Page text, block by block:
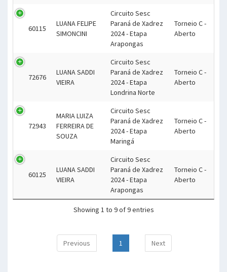
60115
LUANA FELIPE
SIMONCINI
Circuito Sesc
Paraná de Xadrez
2024 - Etapa
Arapongas
Torneio C -
Aberto
72676
LUANA SADDI
VIEIRA
Circuito Sesc
Paraná de Xadrez
2024 - Etapa
Londrina Norte
Torneio C -
Aberto
72943
MARIA LUIZA
FERREIRA DE
SOUZA
Circuito Sesc
Paraná de Xadrez
2024 - Etapa
Maringá
Torneio C -
Aberto
60125
LUANA SADDI
VIEIRA
Circuito Sesc
Paraná de Xadrez
2024 - Etapa
Arapongas
Torneio C -
Aberto
Showing 1 to 9 of 9 entries
Previous 1 Next